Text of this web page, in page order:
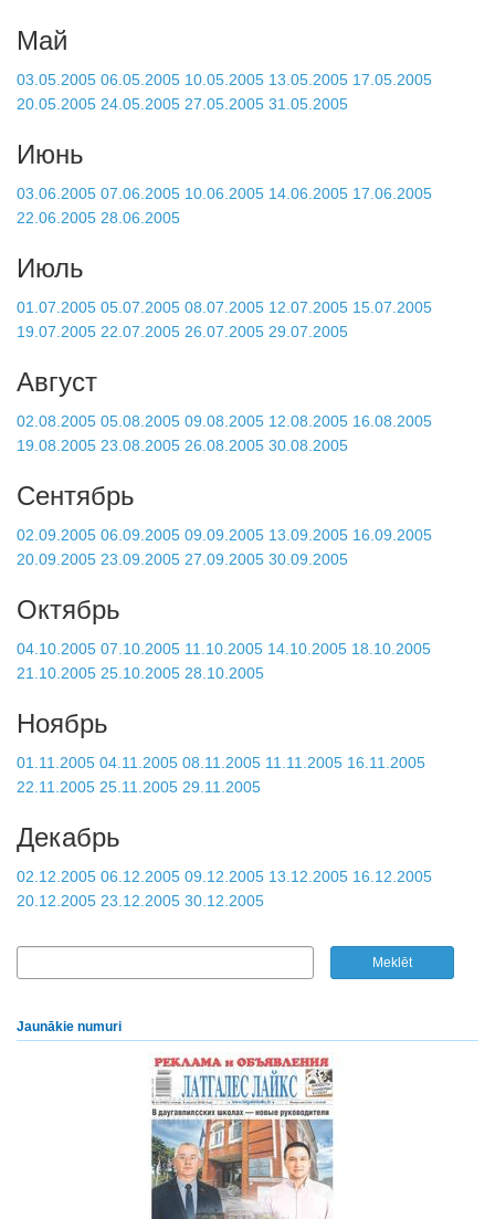
Май
03.05.2005 06.05.2005 10.05.2005 13.05.2005 17.05.2005
20.05.2005 24.05.2005 27.05.2005 31.05.2005
Июнь
03.06.2005 07.06.2005 10.06.2005 14.06.2005 17.06.2005
22.06.2005 28.06.2005
Июль
01.07.2005 05.07.2005 08.07.2005 12.07.2005 15.07.2005
19.07.2005 22.07.2005 26.07.2005 29.07.2005
Август
02.08.2005 05.08.2005 09.08.2005 12.08.2005 16.08.2005
19.08.2005 23.08.2005 26.08.2005 30.08.2005
Сентябрь
02.09.2005 06.09.2005 09.09.2005 13.09.2005 16.09.2005
20.09.2005 23.09.2005 27.09.2005 30.09.2005
Октябрь
04.10.2005 07.10.2005 11.10.2005 14.10.2005 18.10.2005
21.10.2005 25.10.2005 28.10.2005
Ноябрь
01.11.2005 04.11.2005 08.11.2005 11.11.2005 16.11.2005
22.11.2005 25.11.2005 29.11.2005
Декабрь
02.12.2005 06.12.2005 09.12.2005 13.12.2005 16.12.2005
20.12.2005 23.12.2005 30.12.2005
Jaunākie numuri